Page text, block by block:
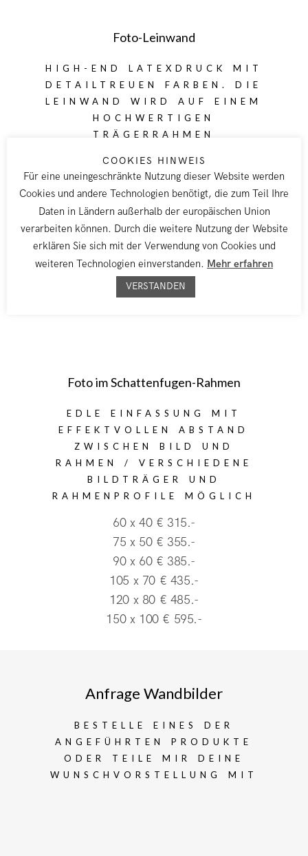
Foto-Leinwand
HIGH-END LATEXDRUCK MIT
DETAILTREUEN FARBEN. DIE
LEINWAND WIRD AUF EINEM
HOCHWERTIGEN
TRÄGERRAHMEN
60 x 40 € 185.-
75 x 50 € 205.-
90 x 60 € 225.-
105 x 70 € 245.-
120 x 80 € 270.-
150 x 100 € 345.-
Foto im Schattenfugen-Rahmen
EDLE EINFASSUNG MIT
EFFEKTVOLLEN ABSTAND
ZWISCHEN BILD UND
RAHMEN / VERSCHIEDENE
BILDTRÄGER UND
RAHMENPROFILE MÖGLICH
60 x 40 € 315.-
75 x 50 € 355.-
90 x 60 € 385.-
105 x 70 € 435.-
120 x 80 € 485.-
150 x 100 € 595.-
Anfrage Wandbilder
BESTELLE EINES DER
ANGEFÜHRTEN PRODUKTE
ODER TEILE MIR DEINE
WUNSCHVORSTELLUNG MIT
COOKIES HINWEIS
Für eine uneingeschränkte Nutzung dieser Website werden
Cookies und andere Technologien benötigt, die zum Teil Ihre
Daten in Ländern außerhalb der europäischen Union
verarbeiten können. Durch die weitere Nutzung der Website
erklären Sie sich mit der Verwendung von Cookies und
weiteren Technologien einverstanden. Mehr erfahren
VERSTANDEN